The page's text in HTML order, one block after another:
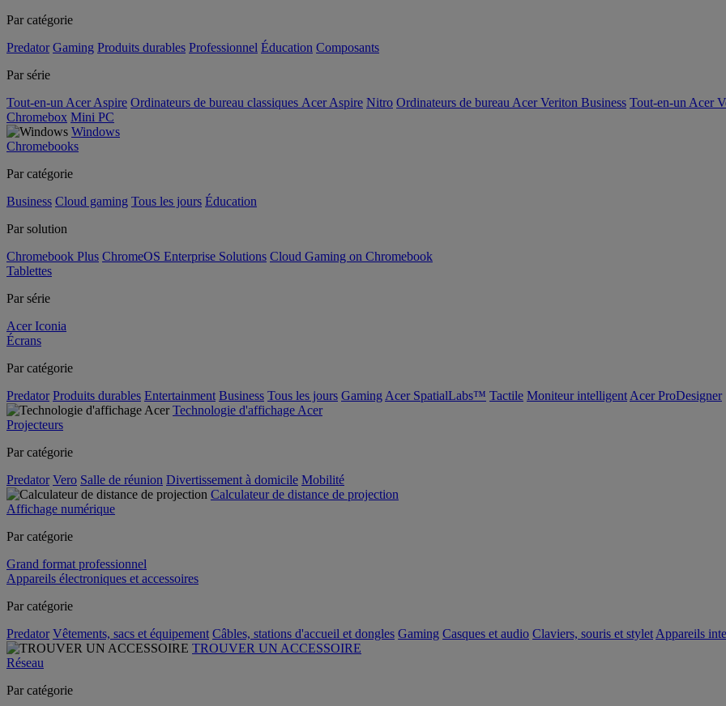
Par catégorie
Predator Gaming Produits durables Professionnel Éducation Composants
Par série
Tout-en-un Acer Aspire Ordinateurs de bureau classiques Acer Aspire Nitro Ordinateurs de bureau Acer Veriton Business Tout-en-un Acer
Chromebox Mini PC
Windows
Chromebooks
Par catégorie
Business Cloud gaming Tous les jours Éducation
Par solution
Chromebook Plus ChromeOS Enterprise Solutions Cloud Gaming on Chromebook
Tablettes
Par série
Acer Iconia
Écrans
Par catégorie
Predator Produits durables Entertainment Business Tous les jours Gaming Acer SpatialLabs™ Tactile Moniteur intelligent Acer ProDesigner
Technologie d'affichage Acer
Projecteurs
Par catégorie
Predator Vero Salle de réunion Divertissement à domicile Mobilité
Calculateur de distance de projection
Affichage numérique
Par catégorie
Grand format professionnel
Appareils électroniques et accessoires
Par catégorie
Predator Vêtements, sacs et équipement Câbles, stations d'accueil et dongles Gaming Casques et audio Claviers, souris et stylet Appareils
TROUVER UN ACCESSOIRE
Réseau
Par catégorie